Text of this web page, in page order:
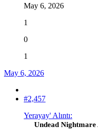
May 6, 2026
1
0
1
May 6, 2026
#2,457
Yerayay' Alıntı:
Undead